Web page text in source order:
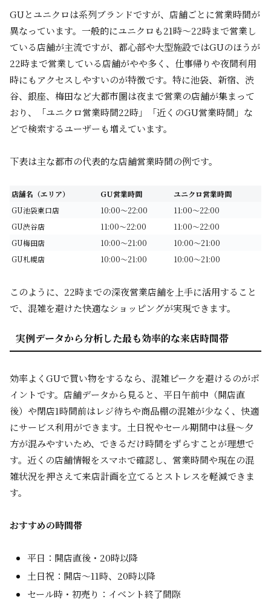
GUとユニクロは系列ブランドですが、店舗ごとに営業時間が
異なっています。一般的にユニクロも21時～22時まで営業し
ている店舗が主流ですが、都心部や大型施設ではGUのほうが
22時まで営業している店舗がやや多く、仕事帰りや夜間利用
時にもアクセスしやすいのが特徴です。特に池袋、新宿、渋
谷、銀座、梅田など大都市圏は夜まで営業の店舗が集まって
おり、「ユニクロ営業時間22時」「近くのGU営業時間」な
どで検索するユーザーも増えています。
下表は主な都市の代表的な店舗営業時間の例です。
店舗名（エリア） GU営業時間
ユニクロ営業時間
GU池袋東口店
10:00～22:00
11:00～22:00
GU渋谷店
11:00～22:00
11:00～22:00
GU梅田店
10:00～21:00
10:00～21:00
GU札幌店
10:00～21:00 10:00～21:00
このように、22時までの深夜営業店舗を上手に活用すること
で、混雑を避けた快適なショッピングが実現できます。
実例データから分析した最も効率的な来店時間帯
効率よくGUで買い物をするなら、混雑ピークを避けるのがポ
イントです。店舗データから見ると、平日午前中（開店直
後）や閉店1時間前はレジ待ちや商品棚の混雑が少なく、快適
にサービス利用ができます。土日祝やセール期間中は昼～夕
方が混みやすいため、できるだけ時間をずらすことが理想で
す。近くの店舗情報をスマホで確認し、営業時間や現在の混
雑状況を押さえて来店計画を立てるとストレスを軽減できま
す。
おすすめの時間帯
平日：開店直後・20時以降
土日祝：開店～11時、20時以降
セール時・初売り：イベント終了間際